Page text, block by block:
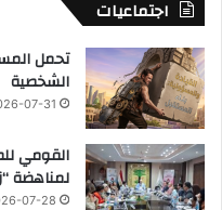
اجتماعيات
تحمل
الشخصية
07-31
القومي
لمناهضة
07-28